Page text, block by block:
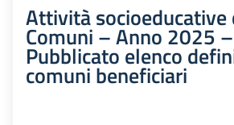
Attività socioeducative
Comuni – Anno 2025 –
Pubblicato elenco
comuni beneficiari